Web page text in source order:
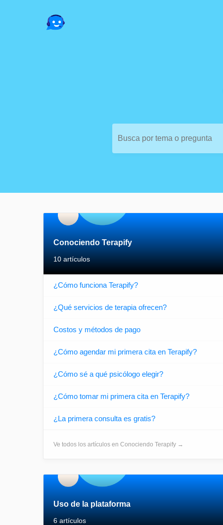
Busca por tema o pregunta
Conociendo Terapify
10 artículos
¿Cómo funciona Terapify?
¿Qué servicios de terapia ofrecen?
Costos y métodos de pago
¿Cómo agendar mi primera cita en Terapify?
¿Cómo sé a qué psicólogo elegir?
¿Cómo tomar mi primera cita en Terapify?
¿La primera consulta es gratis?
Ve todos los artículos en Conociendo Terapify →
Uso de la plataforma
6 artículos